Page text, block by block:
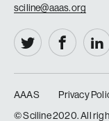
sciline@aaas.org
AAAS Privacy
© Sciline 2020. All